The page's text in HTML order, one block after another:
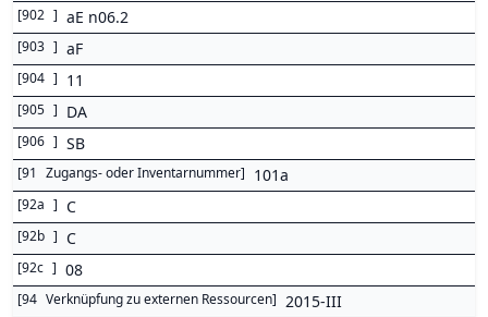
[902 ] aE n06.2
[903 ] aF
[904 ] 11
[905 ] DA
[906 ] SB
[91 Zugangs- oder Inventarnummer] 101a
[92a ] C
[92b ] C
[92c ] 08
[94 Verknüpfung zu externen Ressourcen] 2015-III